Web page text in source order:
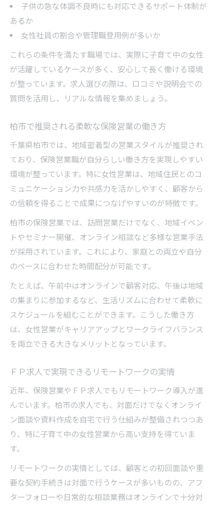
子供の急な体調不良時にも対応できるサポート体制が
あるか
女性社員の割合や管理職登用例が多いか
これらの条件を満たす職場では、実際に子育て中の女性
が活躍しているケースが多く、安心して長く働ける環境
が整っています。求人選びの際は、口コミや説明会での
質問を活用し、リアルな情報を集めましょう。
柏市で推奨される柔軟な保険営業の働き方
千葉県柏市では、地域密着型の営業スタイルが推奨され
ており、保険営業職が自分らしい働き方を実現しやすい
環境が整っています。特に女性営業は、地域住民とのコ
ミュニケーション力や共感力を活かしやすく、顧客から
の信頼を得ることで成果につなげやすいのが特徴です。
柏市の保険営業では、訪問営業だけでなく、地域イベン
トやセミナー開催、オンライン相談など多様な営業手法
が採用されています。これにより、家庭との両立や自分
のペースに合わせた時間配分が可能です。
たとえば、午前中はオンラインで顧客対応、午後は地域
の集まりに参加するなど、生活リズムに合わせて柔軟に
スケジュールを組むことができます。こうした働き方
は、女性営業がキャリアアップとワークライフバランス
を両立できる大きなメリットとなっています。
ＦＰ求人で実現できるリモートワークの実情
近年、保険営業やＦＰ求人でもリモートワーク導入が進
んでいます。柏市の求人でも、対面だけでなくオンライ
ン面談や資料作成を自宅で行う仕組みが整備されつつあ
り、特に子育て中の女性営業から高い支持を得ていま
す。
リモートワークの実情としては、顧客との初回面談や重
要な契約手続きは対面で行うケースが多いものの、アフ
ターフォローや日常的な相談業務はオンラインで十分対